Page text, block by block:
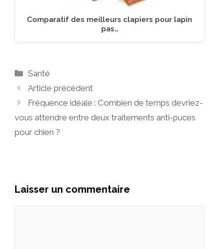
Comparatif des meilleurs clapiers pour lapin
pas…
Catégories
Santé
Article précédent
Fréquence idéale : Combien de temps devriez-
vous attendre entre deux traitements anti-puces
pour chien ?
Laisser un commentaire